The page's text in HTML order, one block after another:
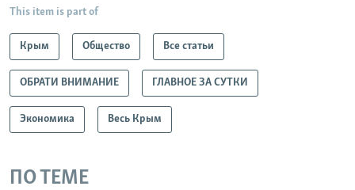
This item is part of
Крым Общество Все статьи
ОБРАТИ ВНИМАНИЕ ГЛАВНОЕ ЗА СУТКИ
Экономика Весь Крым
ПО ТЕМЕ